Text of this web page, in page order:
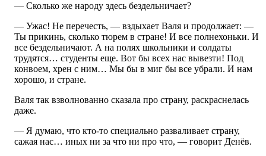
— Сколько же народу здесь бездельничает?
— Ужас! Не перечесть, — вздыхает Валя и продолжает: —
Ты прикинь, сколько тюрем в стране! И все полнехоньки. И
все бездельничают. А на полях школьники и солдаты
трудятся… студенты еще. Вот бы всех нас вывезти! Под
конвоем, хрен с ним… Мы бы в миг бы все убрали. И нам
хорошо, и стране.
Валя так взволнованно сказала про страну, раскраснелась
даже.
— Я думаю, что кто-то специально разваливает страну,
сажая нас… иных ни за что ни про что, — говорит Денёв.